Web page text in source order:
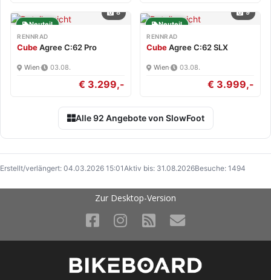
8
Neuteil
RENNRAD
CubeAgree C:62 Pro
Wien· 03.08.
€ 3.299,-
9
Neuteil
RENNRAD
CubeAgree C:62 SLX
Wien· 03.08.
€ 3.999,-
Alle 92 Angebote von SlowFoot
Erstellt/verlängert: 04.03.2026 15:01Aktiv bis: 31.08.2026Besuche: 1494
Zur Desktop-Version